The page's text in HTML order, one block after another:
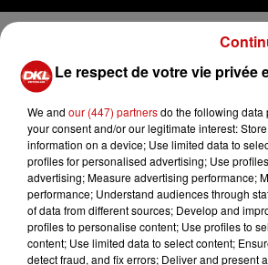
Samedi 15 février, vers 14 h, une
perdu le contrôle de son vélo en
de verglas dans la forêt communale
immédiatement contacté les
spécialisés en montagne se sont
voie terrestre, accompagnés d'un
d'un gendarme du peloton de haute
Rhin, tandis que l'hélicoptère de la
Meyenheim était également déployé.
consciente, souffrait d’un
Le respect de votre vie privée
We and our (447) partnersdo the following data
your consent and/or our legitimate interest:
information on a device; Use limited data to
profiles for personalised advertising; Use
advertising; Measure advertising performance;
performance; Understand audiences through
of data from different sources; Develop and
profiles to personalise content; Use profiles to
content; Use limited data to select content;
detect fraud, and fix errors; Deliver and present